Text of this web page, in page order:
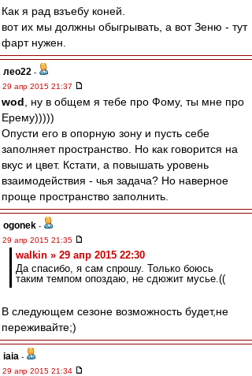
Как я рад взъебу коней.
вот их мы должны обыгрывать, а вот Зеню - тут
фарт нужен.
лео22 -
29 апр 2015 21:37
wod , ну в общем я тебе про Фому, ты мне про
Ерему)))))
Опусти его в опорную зону и пусть себе
заполняет пространство. Но как говорится на
вкус и цвет. Кстати, а повышать уровень
взаимодействия - чья задача? Но наверное
проще пространство заполнить.
ogonek -
29 апр 2015 21:35
walkin » 29 апр 2015 22:30
Да спасибо, я сам спрошу. Только боюсь
таким темпом опоздаю, не сдюжит мусье.((
В следующем сезоне возможность будет,не
переживайте;)
iaia -
29 апр 2015 21:34